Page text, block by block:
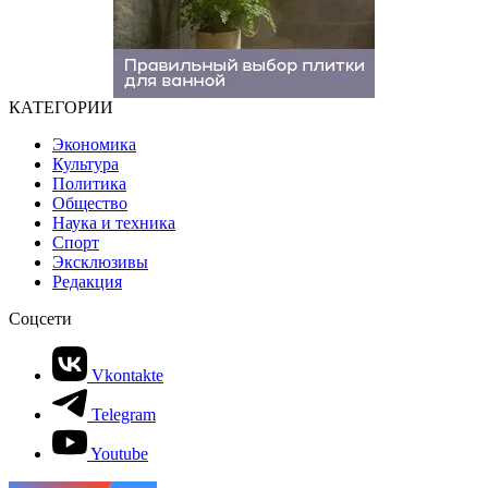
КАТЕГОРИИ
Экономика
Культура
Политика
Общество
Наука и техника
Спорт
Эксклюзивы
Редакция
Соцсети
Vkontakte
Telegram
Youtube